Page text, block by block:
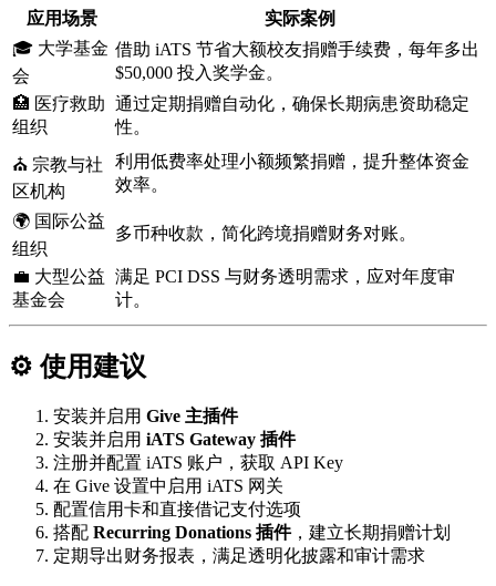
应用场景
实际案例
🎓 大学基金
会
借助 iATS 节省大额校友捐赠手续费，每年多出
$50,000 投入奖学金。
🏥 医疗救助
组织
通过定期捐赠自动化，确保长期病患资助稳定
性。
⛪ 宗教与社
区机构
利用低费率处理小额频繁捐赠，提升整体资金
效率。
🌍 国际公益
组织
多币种收款，简化跨境捐赠财务对账。
💼 大型公益
基金会
满足 PCI DSS 与财务透明需求，应对年度审
计。
⚙️ 使用建议
安装并启用 Give 主插件
安装并启用 iATS Gateway 插件
注册并配置 iATS 账户，获取 API Key
在 Give 设置中启用 iATS 网关
配置信用卡和直接借记支付选项
搭配 Recurring Donations 插件，建立长期捐赠计划
定期导出财务报表，满足透明化披露和审计需求